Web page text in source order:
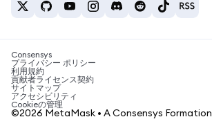
ETH→USDT
USDTの購入
SHIBの購入
BNBの購入
税制関連ニュース
暗号資産の購入方法は？
ビットコインを売るには？
Consensys
プライバシー ポリシー
利用規約
貢献者ライセンス契約
サイトマップ
アクセシビリティ
Cookieの管理
©2026 MetaMask • A Consensys Formation